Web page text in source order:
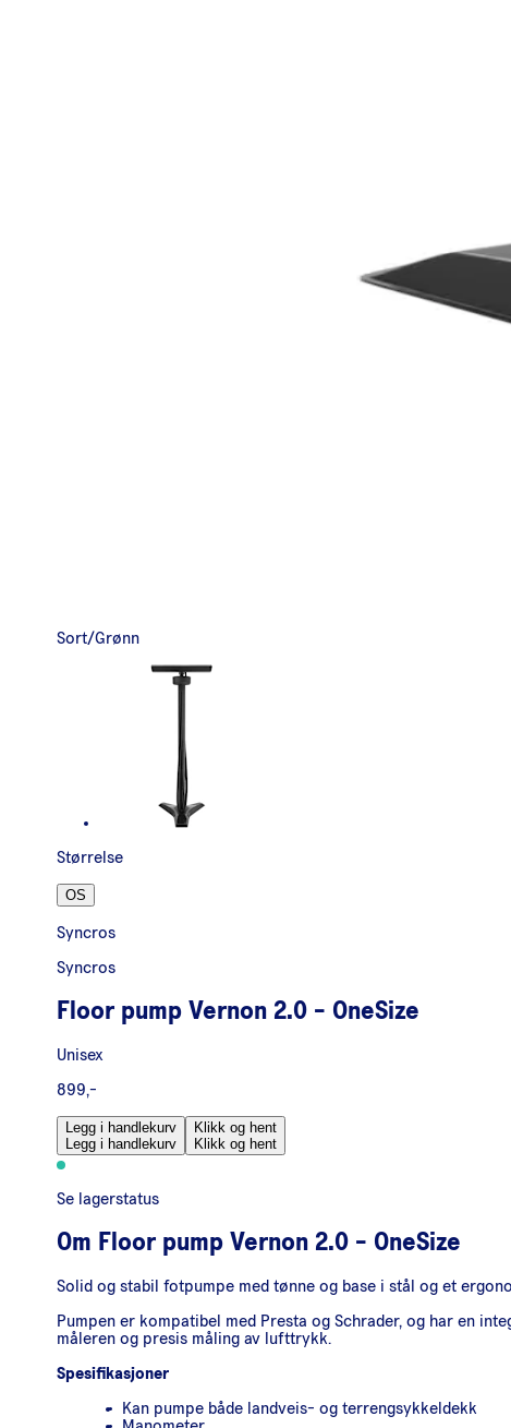
Sort/Grønn
Størrelse
OS
Syncros
Syncros
Floor pump Vernon 2.0 - OneSize
Unisex
899,-
Legg i handlekurv
Legg i handlekurv
Klikk og hent
Klikk og hent
Se lagerstatus
Om Floor pump Vernon 2.0 - OneSize
Solid og stabil fotpumpe med tønne og base i stål og et
Pumpen er kompatibel med Presta og Schrader, og har en
måleren og presis måling av lufttrykk.
Spesifikasjoner
Kan pumpe både landveis- og terrengsykkeldekk